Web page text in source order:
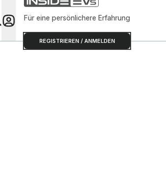
Für eine persönlichere Erfahrung
REGISTRIEREN / ANMELDEN